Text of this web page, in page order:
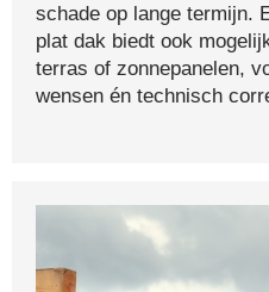
schade op lange termijn.
plat dak biedt ook
terras of zonnepanelen,
wensen én technisch